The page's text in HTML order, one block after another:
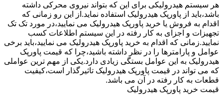
هر سیستم هیدرولیکی برای این که بتواند نیروی محرکی داشته
باشد،باید از پاورپک هیدرولیک استفاده نماید.از این رو زمانی که
اقدام به فروش یا خرید پاورپک هیدرولیک می نمایید،در مورد تک تک
تجهیزات و اجزای به کار رفته در این سیستم اطلاعات کسب
نمایید.زمانی که اقدام به خرید پاورپک هیدرولیک می نمایید،باید برخی
عوامل و پارامترها را در نظر داشته باشید،چرا که قیمت پاورپک
هیدرولیک به این عوامل بستگی زیادی دارد.یکی از مهم ترین عواملی
که می تواند در قیمت پاورپک هیدرولیک تاثیرگذار است،کیفیت
قطعات به کار رفته در آن می باشد.
قیمت خرید پاورپک هیدرولیک